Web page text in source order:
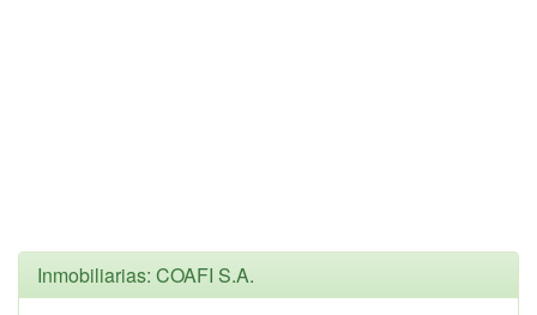
Inmobiliarias: COAFI S.A.